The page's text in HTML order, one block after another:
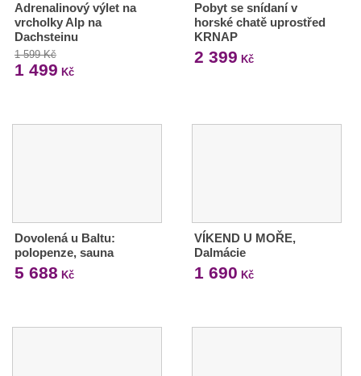
Adrenalinový výlet na
vrcholky Alp na
Dachsteinu
1 599 Kč
1 499 Kč
Pobyt se snídaní v
horské chatě uprostřed
KRNAP
2 399 Kč
Dovolená u Baltu:
polopenze, sauna
5 688 Kč
VÍKEND U MOŘE,
Dalmácie
1 690 Kč